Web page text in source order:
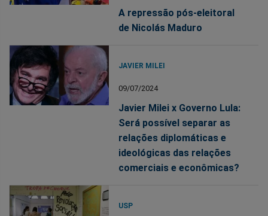
A repressão pós-eleitoral
de Nicolás Maduro
JAVIER MILEI
09/07/2024
Javier Milei x Governo Lula:
Será possível separar as
relações diplomáticas e
ideológicas das relações
comerciais e econômicas?
USP